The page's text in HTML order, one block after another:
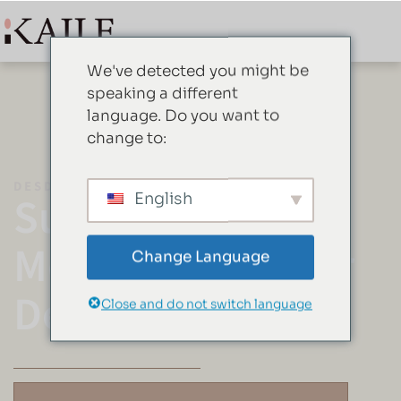
DESDE 2012
Su Proveedor De
Menaje Del Hogar
De Confianza
We've detected you might be
speaking a different
language. Do you want to
change to:
English
Change Language
Close and do not switch language